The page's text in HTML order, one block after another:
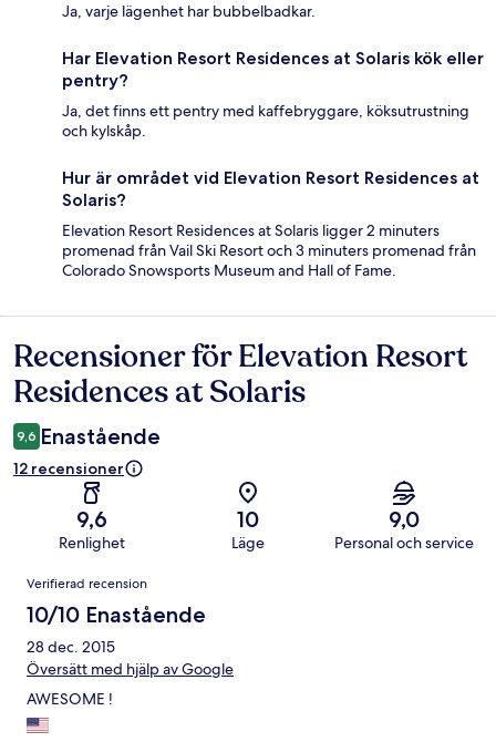
Ja, varje lägenhet har bubbelbadkar.
Har Elevation Resort Residences at Solaris kök eller
pentry?
Ja, det finns ett pentry med kaffebryggare, köksutrustning
och kylskåp.
Hur är området vid Elevation Resort Residences at
Solaris?
Elevation Resort Residences at Solaris ligger 2 minuters
promenad från Vail Ski Resort och 3 minuters promenad från
Colorado Snowsports Museum and Hall of Fame.
Recensioner
Recensioner för Elevation Resort
Residences at Solaris
9,6 Enastående
12 recensioner
9,6
Renlighet
10
Läge
9,0
Personal och service
Recensioner
Verifierad recension
10/10 Enastående
28 dec. 2015
Översätt med hjälp av Google
AWESOME !